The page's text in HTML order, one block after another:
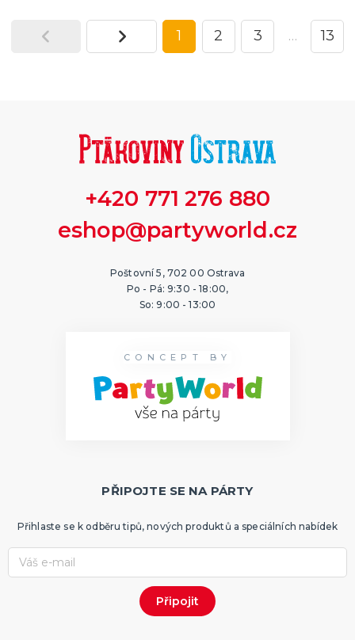
1 2 3 … 13
+420 771 276 880
eshop@partyworld.cz
Poštovní 5, 702 00 Ostrava
Po - Pá: 9:30 - 18:00,
So: 9:00 - 13:00
CONCEPT BY
PŘIPOJTE SE NA PÁRTY
Přihlaste se k odběru tipů, nových produktů a speciálních nabídek